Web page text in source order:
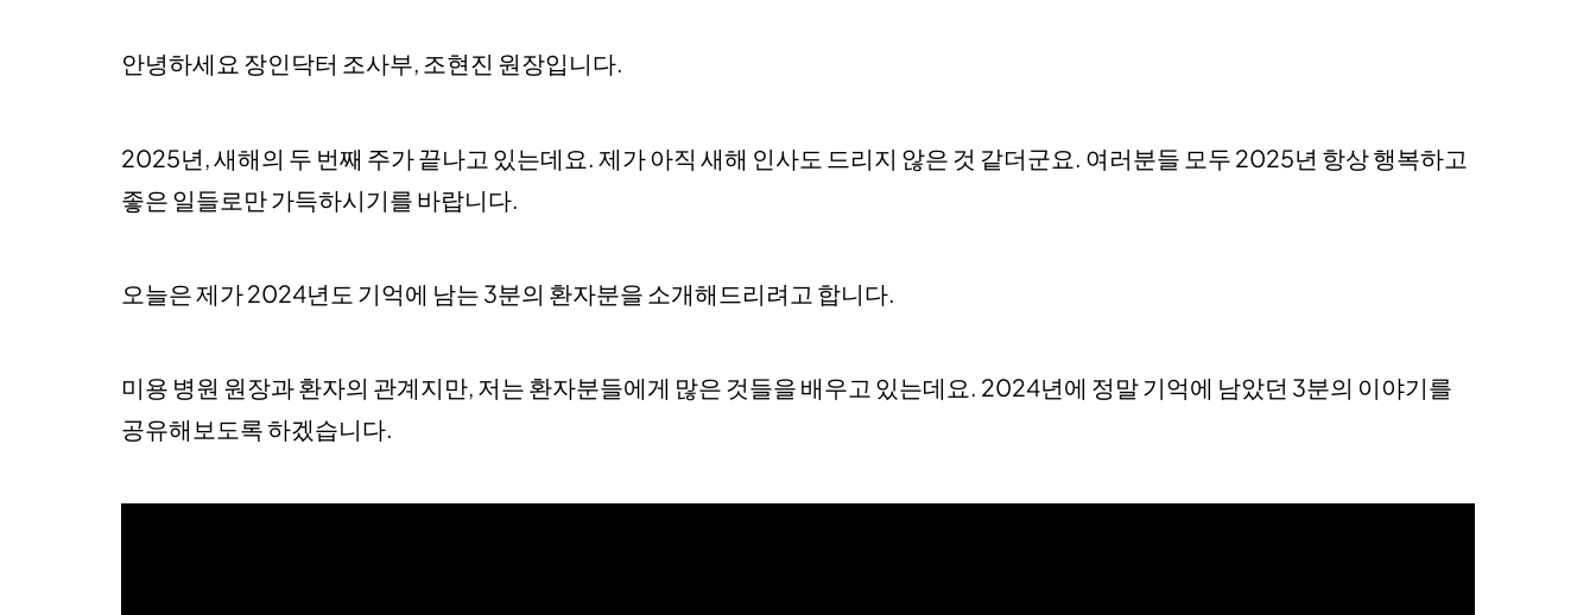
안녕하세요 장인닥터 조사부, 조현진 원장입니다.
2025년, 새해의 두 번째 주가 끝나고 있는데요. 제가 아직 새해 인사도 드리지 않은 것 같더군요. 여러분들 모두 2025년 항상 행복하고
좋은 일들로만 가득하시기를 바랍니다.
오늘은 제가 2024년도 기억에 남는 3분의 환자분을 소개해드리려고 합니다.
미용 병원 원장과 환자의 관계지만, 저는 환자분들에게 많은 것들을 배우고 있는데요. 2024년에 정말 기억에 남았던 3분의 이야기를
공유해보도록 하겠습니다.